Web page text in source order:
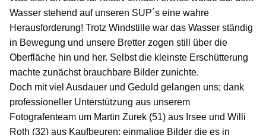
Wasser stehend auf unseren SUP´s eine wahre
Herausforderung! Trotz Windstille war das Wasser ständig
in Bewegung und unsere Bretter zogen still über die
Oberfläche hin und her. Selbst die kleinste Erschütterung
machte zunächst brauchbare Bilder zunichte.
Doch mit viel Ausdauer und Geduld gelangen uns; dank
professioneller Unterstützung aus unserem
Fotografenteam um Martin Zurek (51) aus Irsee und Willi
Roth (32) aus Kaufbeuren; einmalige Bilder die es in